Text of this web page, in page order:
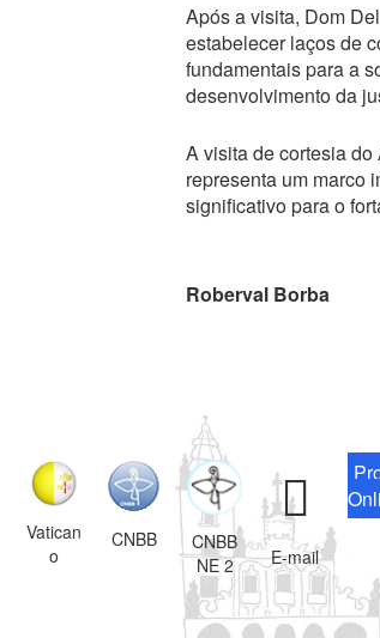
Após a visita, Dom
estabelecer laços de
fundamentais para a
desenvolvimento da
A visita de cortesia
representa um marco
significativo para o
Roberval Borba
Vatican
o
CNBB
CNBB
NE 2
E-mail